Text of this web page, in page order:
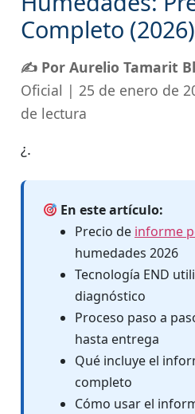
Completo (2026)
✍️ Por Aurelio Tamarit
Oficial | 25 de enero de
de lectura
¿.
En este artículo:
Precio de informe
humedades 2026
Tecnología END
diagnóstico
Proceso paso a
hasta entrega
Qué incluye el
completo
Cómo usar el